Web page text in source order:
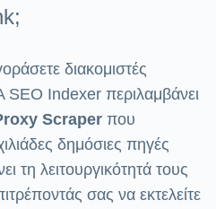
διακομιστές
SEO Indexer περιλαμβάνει
Scraper που
δημόσιες πηγές
τη λειτουργικότητά τους
σας να εκτελείτε